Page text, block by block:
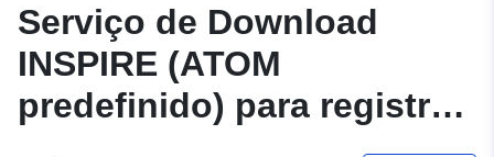
Serviço de Download
INSPIRE (ATOM
predefinido) para registro